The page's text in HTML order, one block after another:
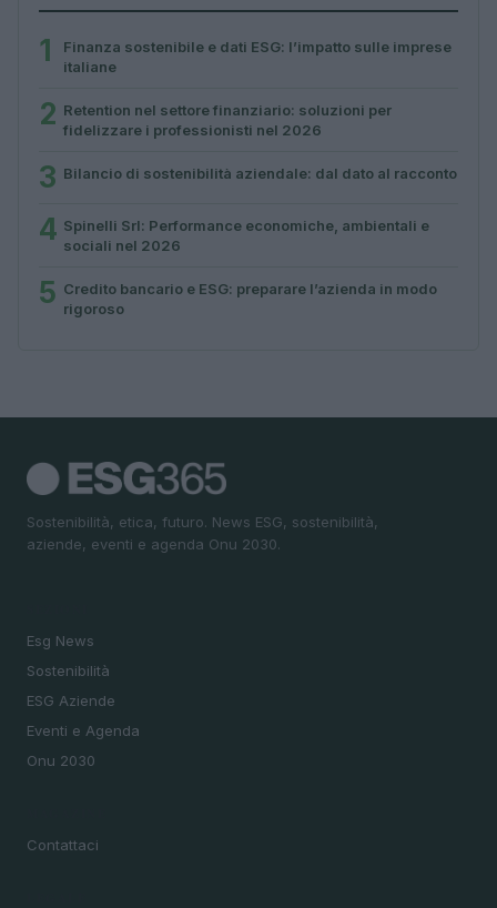
1
Finanza sostenibile e dati ESG: l’impatto sulle imprese
italiane
2 Retention nel settore finanziario: soluzioni per
fidelizzare i professionisti nel 2026
3 Bilancio di sostenibilità aziendale: dal dato al racconto
4 Spinelli Srl: Performance economiche, ambientali e
sociali nel 2026
5 Credito bancario e ESG: preparare l’azienda in modo
rigoroso
Sostenibilità, etica, futuro. News ESG, sostenibilità,
aziende, eventi e agenda Onu 2030.
Esg News
Sostenibilità
ESG Aziende
Eventi e Agenda
Onu 2030
Contattaci